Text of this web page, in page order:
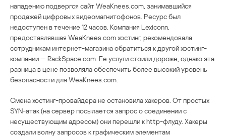
нападению подвергся сайт WeaKnees.com, занимавшийся
продажей цифровых видеомагнитофонов. Ресурс был
недоступен в течение 12 часов. Компания Lexiconn,
предоставлявшая WeaKnees.com хостинг, рекомендовала
сотрудникам интернет-магазина обратиться к другой хостинг-
компании — RackSpace.com. Ее услуги стоили дороже, однако эта
разница в цене позволяла обеспечить более высокий уровень
безопасности для WeaKnees.com.
Смена хостинг-провайдера не остановила хакеров. От простых
SYN-атак (на сервер посылается запрос о соединении с
несуществующим адресом) они перешли к http-флуду. Хакеры
создали волну запросов к графическим элементам